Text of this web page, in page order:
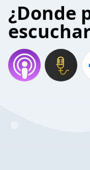
¿Donde